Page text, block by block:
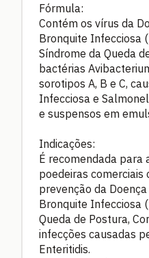
Fórmula:
Contém os vírus da
Bronquite Infecciosa
Síndrome da Queda
bactérias
sorotipos A, B e C,
Infecciosa e
e suspensos em
Indicações:
É recomendada para
poedeiras comerciais
prevenção da
Bronquite Infecciosa
Queda de Postura,
infecções causadas
Enteritidis.